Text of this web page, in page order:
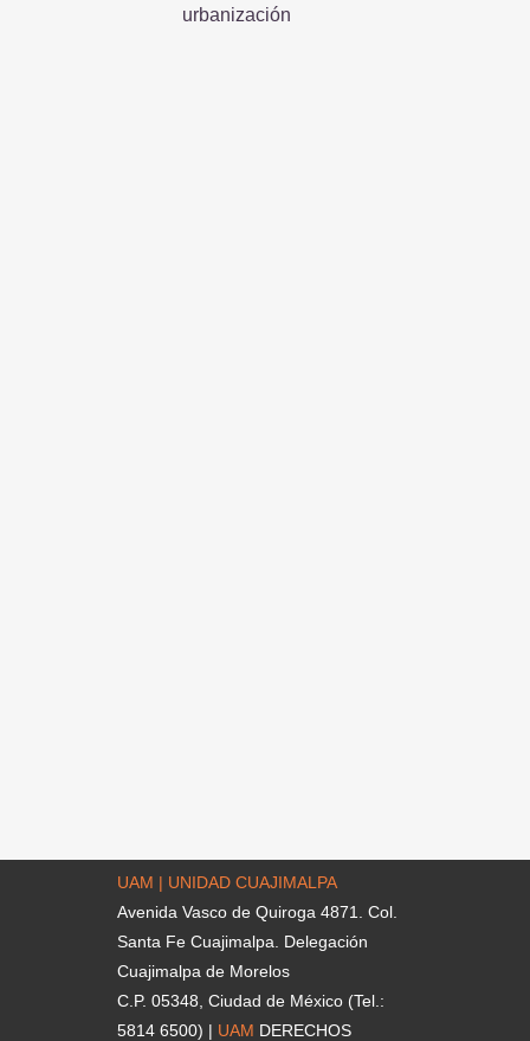
urbanización
UAM | UNIDAD CUAJIMALPA
Avenida Vasco de Quiroga 4871. Col.
Santa Fe Cuajimalpa. Delegación
Cuajimalpa de Morelos
C.P. 05348, Ciudad de México (Tel.:
5814 6500) | UAM DERECHOS